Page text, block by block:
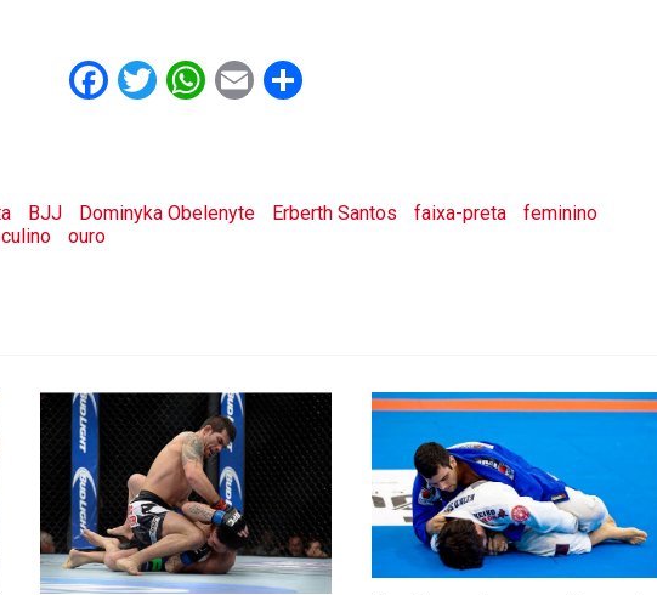
Facebook
Twitter
WhatsApp
Email
BJJ Dominyka Obelenyte Erberth Santos faixa-preta
feminino
ouro